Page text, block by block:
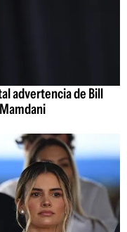
advertencia de Bill